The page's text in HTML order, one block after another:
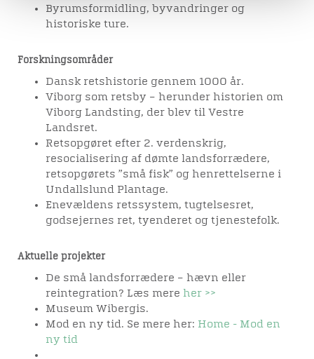
Byrumsformidling, byvandringer og
historiske ture.
Forskningsområder
Dansk retshistorie gennem 1000 år.
Viborg som retsby – herunder historien om
Viborg Landsting, der blev til Vestre
Landsret.
Retsopgøret efter 2. verdenskrig,
resocialisering af dømte landsforrædere,
retsopgørets ”små fisk” og henrettelserne i
Undallslund Plantage.
Enevældens retssystem, tugtelsesret,
godsejernes ret, tyenderet og tjenestefolk.
Aktuelle projekter
De små landsforrædere – hævn eller
reintegration? Læs mere her >>
Museum Wibergis.
Mod en ny tid. Se mere her: Home - Mod en
ny tid